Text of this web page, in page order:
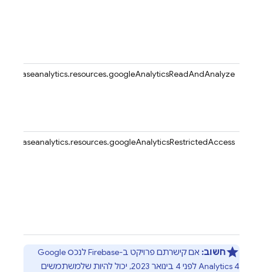
firebaseanalytics.resources.googleAnalyticsReadAndAnalyze
firebaseanalytics.resources.googleAnalyticsRestrictedAccess
חשוב:
אם קישרתם פרויקט ב-Firebase לנכס Google
Analytics 4 לפני 4 בינואר 2023, יכול להיות שלמשתמשים